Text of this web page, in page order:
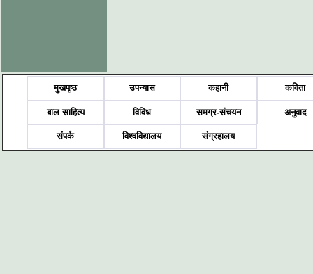
मुखपृष्ठ उपन्यास कहानी कविता
बाल साहित्य विविध समग्र-संचयन अनुवाद
संपर्क विश्वविद्यालय संग्रहालय